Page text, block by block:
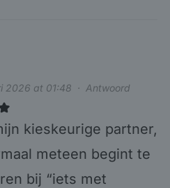
2026 at 01:48 · Antwoord
kieskeurige partner,
meteen begint te
bij “iets met